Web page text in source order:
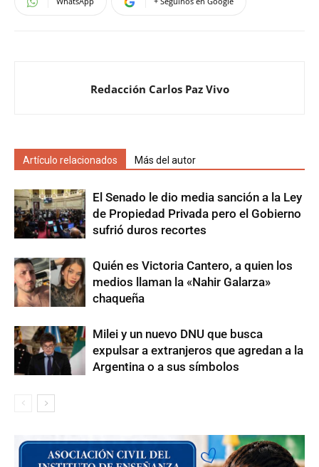
Redacción Carlos Paz Vivo
Artículo relacionados Más del autor
El Senado le dio media sanción a la Ley
de Propiedad Privada pero el Gobierno
sufrió duros recortes
Quién es Victoria Cantero, a quien los
medios llaman la «Nahir Galarza»
chaqueña
Milei y un nuevo DNU que busca
expulsar a extranjeros que agredan a la
Argentina o a sus símbolos